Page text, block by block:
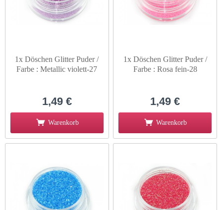
1x Döschen Glitter Puder /
Farbe : Metallic violett-27
1,49 €
Warenkorb
1x Döschen Glitter Puder /
Farbe : Rosa fein-28
1,49 €
Warenkorb